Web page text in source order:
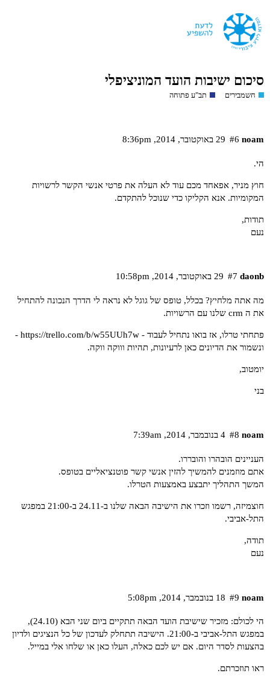
סיכום ישיבות הועד המוניציפלי
חשמבירים תב"ע פתוחה
noam 29 באוקטובר,‏ 2014,‏ 8:36pm #6
הי.
חוץ מניר, אפאחד מכם עוד לא העלה את פרטי אנשי הקשר לרשויות
המקומיות. אנא הקליקו כדי שנוכל להתקדם.
תודות,
נעם
daonb 29 באוקטובר,‏ 2014,‏ 10:58pm #7
מה אתה מלחיץ? בכלל, טופס של גוגל לא נראה לי הדרך הנכונה להתחיל
את ה crm שלנו עם הרשויות.
פתחתי טרלו, אז בואו נתחיל לעבוד - https://trello.com/b/w55UUh7w
-
ונשמור את הדיונים כאן לרעיונות, תהיות וווקה ווקה.
יומטוב,
בני
noam 4 בנובמבר,‏ 2014,‏ 7:39am #8
העניינים הובהרו והובררו.
אתם מוזמנים להמשיך להזין אנשי קשר פוטנציאליים בטופס.
המשך התהליך יתבצע באמצעות הטרלו.
חוצמיזה, רשמו וזכרו את הישיבה הבאה שלנו ב-24.11 ב-21:00 במפגש
התל-אביבי.
תודה,
נעם
noam 18 בנובמבר,‏ 2014,‏ 5:08pm #9
הי לכולם: מזכיר שישיבת הועד הבאה תתקיים ביום שני הבא (24.10),
במפגש התל-אביבי ב-21:00. הישיבה תתחלק לעדכון של כל הנציגים ולדיון
בהצעות לסדר היום. אם יש לכם כאלה, העלו כאן או שלחו אלי במייל.
ראו תוזכרתם.